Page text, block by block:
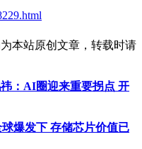
本站原创文章，转载时请
：AI圈迎来重要拐点 开
爆发下 存储芯片价值已